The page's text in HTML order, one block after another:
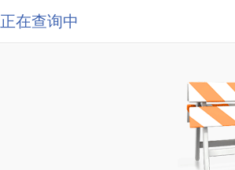
正在查询中